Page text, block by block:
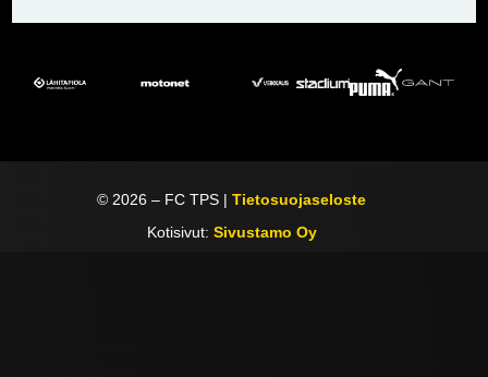
© 2026 – FC TPS |Tietosuojaseloste
Kotisivut: Sivustamo Oy